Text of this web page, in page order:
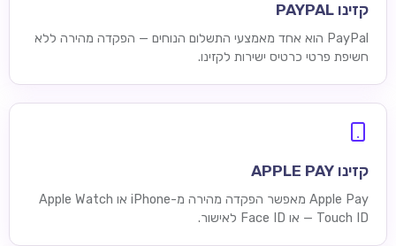
קזינו PAYPAL
PayPal הוא אחד מאמצעי התשלום הנוחים — הפקדה מהירה ללא
חשיפת פרטי כרטיס ישירות לקזינו.
קזינו APPLE PAY
Apple Pay מאפשר הפקדה מהירה מ-iPhone או Apple Watch
— Touch ID או Face ID לאישור.